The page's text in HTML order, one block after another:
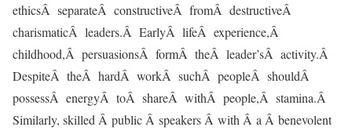
ethicsÂ separateÂ constructiveÂ fromÂ destructiveÂ
charismaticÂ leaders.Â EarlyÂ lifeÂ experience,Â
childhood,Â persuasionsÂ formÂ theÂ leader’sÂ activity.Â
DespiteÂ theÂ hardÂ workÂ suchÂ peopleÂ shouldÂ
possessÂ energyÂ toÂ shareÂ withÂ people,Â stamina.Â
Similarly, skilled Â public Â speakers Â with Â a Â benevolent